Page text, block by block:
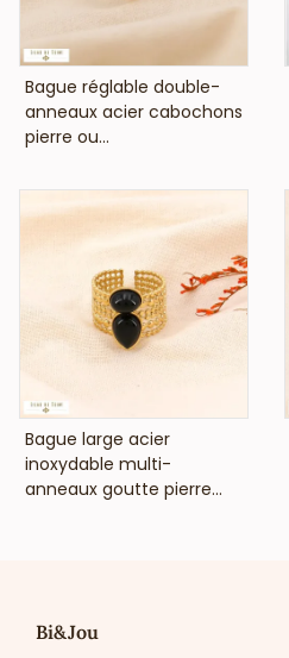
VOIR LE PRIX
Bague réglable double-
anneaux acier cabochons
pierre ou...
VOIR LE PRIX
Bague large acier
inoxydable multi-
anneaux goutte pierre...
Bi&Jou